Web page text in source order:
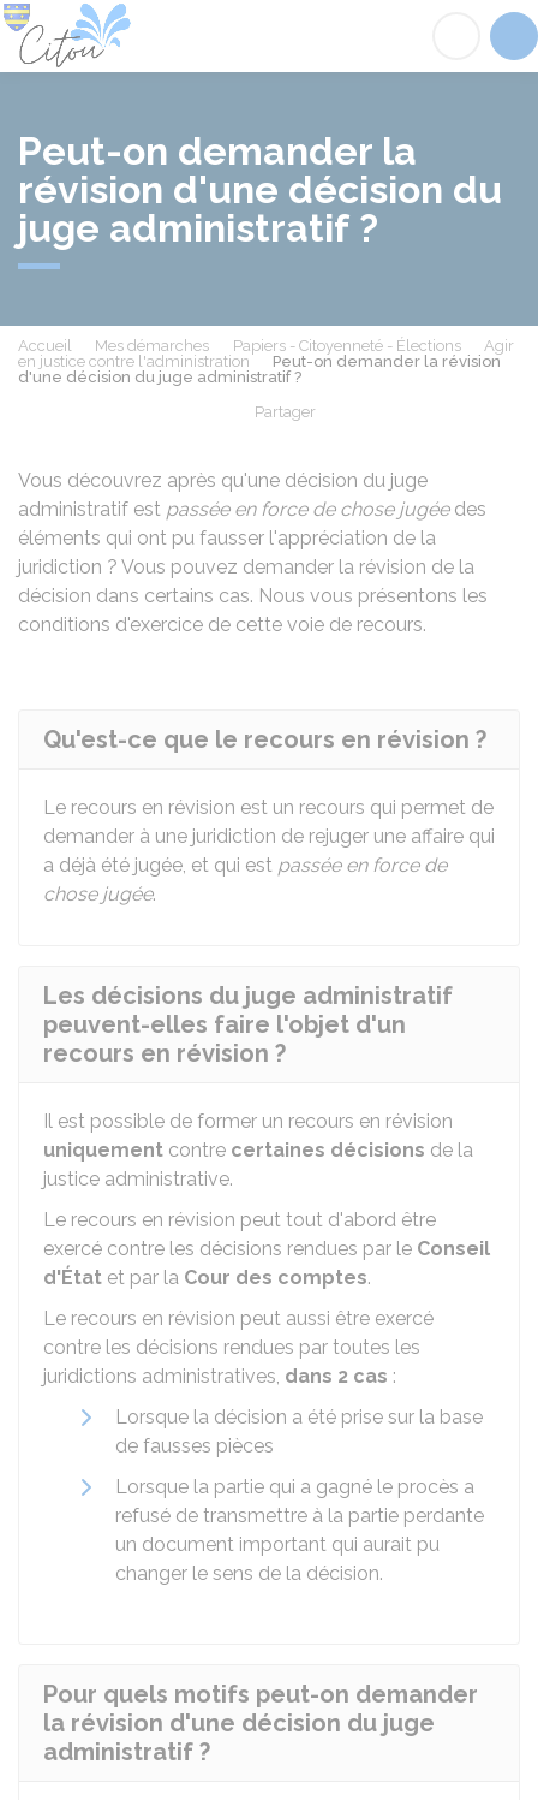
Peut-on demander la
révision d'une décision du
juge administratif ?
Accueil Mes démarches Papiers - Citoyenneté - Élections
Agir
en justice contre l'administration
Peut-on demander la révision
d'une décision du juge administratif ?
Partager
Vous découvrez après qu'une décision du juge
administratif est passée en force de chose jugéedes
éléments qui ont pu fausser l'appréciation de la
juridiction ? Vous pouvez demander la révision de la
décision dans certains cas. Nous vous présentons les
conditions d'exercice de cette voie de recours.
Qu'est-ce que le recours en révision ?
Le recours en révision est un recours qui permet de
demander à une juridiction de rejuger une affaire qui
a déjà été jugée, et qui est passée en force de
chose jugée.
Les décisions du juge administratif
peuvent-elles faire l'objet d'un
recours en révision ?
Il est possible de former un recours en révision
uniquement contre certaines décisions de la
justice administrative.
Le recours en révision peut tout d'abord être
exercé contre les décisions rendues par le Conseil
d'État et par la Cour des comptes.
Le recours en révision peut aussi être exercé
contre les décisions rendues par toutes les
juridictions administratives, dans 2 cas :
Lorsque la décision a été prise sur la base
de fausses pièces
Lorsque la partie qui a gagné le procès a
refusé de transmettre à la partie perdante
un document important qui aurait pu
changer le sens de la décision.
Pour quels motifs peut-on demander
la révision d'une décision du juge
administratif ?